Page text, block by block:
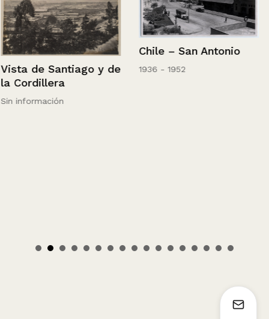
Vista de Santiago y de
la Cordillera
Sin información
Chile – San Antonio
1936 - 1952